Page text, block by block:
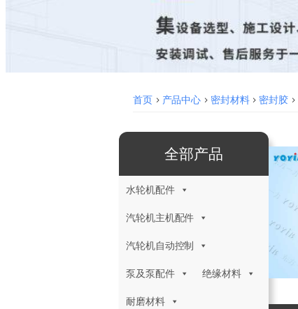
首页> 产品中心 > 密封材料> 密封胶>
全部产品
水轮机配件
汽轮机主机配件
汽轮机自动控制
泵及泵配件 绝缘材料
耐磨材料